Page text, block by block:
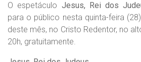
O espetáculo Jesus, Rei dos
para o público nesta quinta-feira
deste mês, no Cristo Redentor, no
20h, gratuitamente.